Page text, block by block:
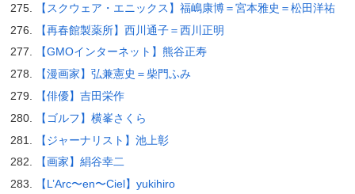
【スクウェア・エニックス】福嶋康博＝宮本雅史＝松田洋祐
【再春館製薬所】西川通子＝西川正明
【GMOインターネット】熊谷正寿
【漫画家】弘兼憲史＝柴門ふみ
【俳優】吉田栄作
【ゴルフ】横峯さくら
【ジャーナリスト】池上彰
【画家】絹谷幸二
【L’Arc〜en〜Ciel】yukihiro